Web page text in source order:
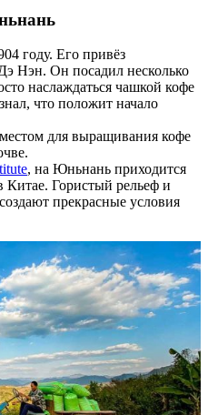
году. Его привёз
Нэн. Он посадил несколько
наслаждаться чашкой кофе
что положит начало
для выращивания кофе
, на Юньнань приходится
Китае. Гористый рельеф и
прекрасные условия